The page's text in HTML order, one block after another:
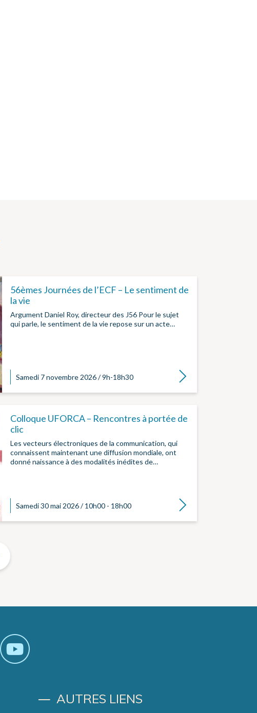
56èmes Journées de l’ECF – Le sentiment de
la vie
Argument Daniel Roy, directeur des J56 Pour le sujet
qui parle, le sentiment de la vie repose sur un acte…
Samedi 7 novembre 2026 / 9h-18h30 Lire la suite
Colloque UFORCA – Rencontres à portée de
clic
Les vecteurs électroniques de la communication, qui
connaissent maintenant une diffusion mondiale, ont
donné naissance à des modalités inédites de…
Samedi 30 mai 2026 / 10h00 - 18h00 Lire la suite
AUTRES LIENS